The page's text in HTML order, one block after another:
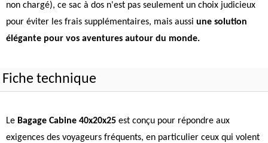
non chargé), ce sac à dos n'est pas seulement un choix judicieux
pour éviter les frais supplémentaires, mais aussi une solution
élégante pour vos aventures autour du monde.
Fiche technique
Le Bagage Cabine 40x20x25 est conçu pour répondre aux
exigences des voyageurs fréquents, en particulier ceux qui volent